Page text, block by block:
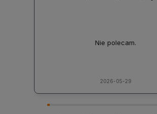
Nie polecam.
2026-05-29